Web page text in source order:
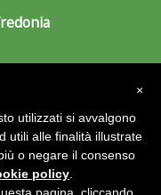
×
utilizzati si avvalgono
utili alle finalità illustrate
o negare il consenso
policy